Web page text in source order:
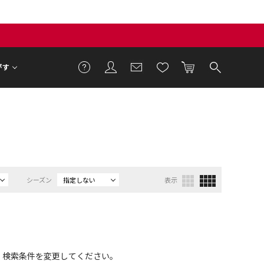
す
シーズン 指定しない 表示
索条件を変更してください。